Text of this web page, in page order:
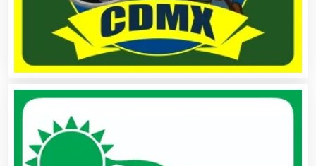
Asociaciones Civiles
Audio, Sonido e Iluminación